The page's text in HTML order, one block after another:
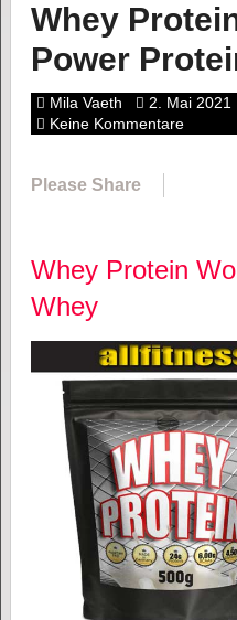
Whey
Power
Mila Vaeth 2. Mai 2021
Keine Kommentare
Please Share
Whey Protein
Whey